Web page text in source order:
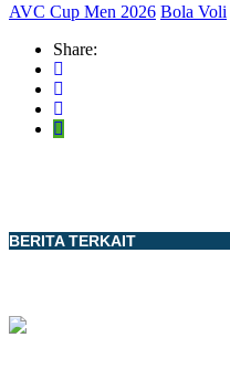
AVC Cup Men 2026 Bola Voli
Share:
BERITA TERKAIT